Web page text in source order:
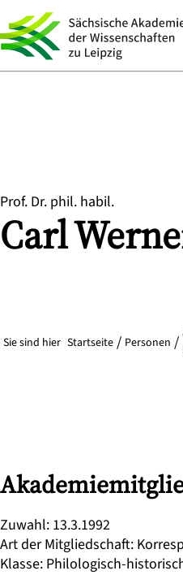
Prof. Dr. phil. habil.
Carl
Sie sind hier Startseite Personen
Zuwahl: 13.3.1992
Art der Mitgliedschaft:
Klasse: Philologisch-